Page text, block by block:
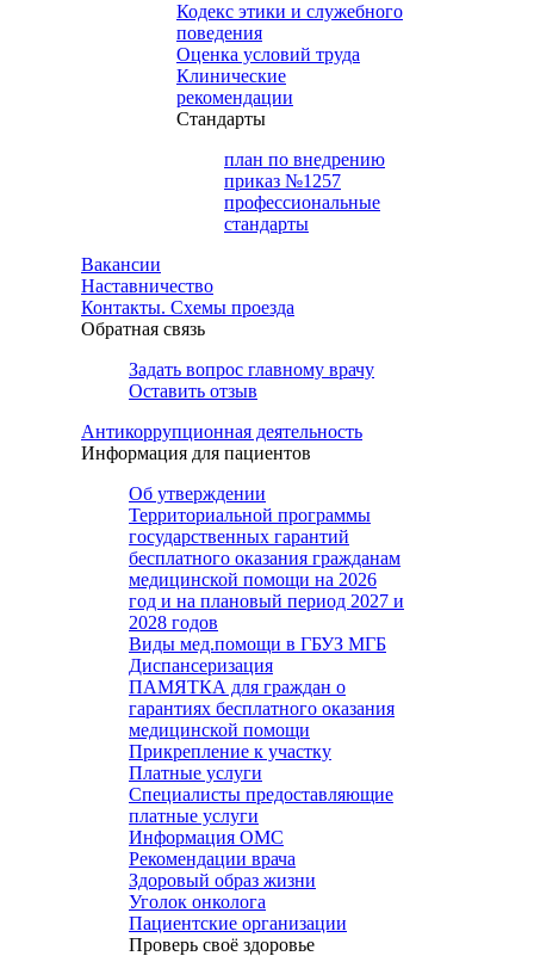
Кодекс этики и служебного
поведения
Оценка условий труда
Клинические
рекомендации
Cтандарты
план по внедрению
приказ №1257
профессиональные
стандарты
Вакансии
Наставничество
Контакты. Схемы проезда
Обратная связь
Задать вопрос главному врачу
Оставить отзыв
Антикоррупционная деятельность
Информация для пациентов
Об утверждении
Территориальной программы
государственных гарантий
бесплатного оказания гражданам
медицинской помощи на 2026
год и на плановый период 2027 и
2028 годов
Виды мед.помощи в ГБУЗ МГБ
Диспансеризация
ПАМЯТКА для граждан о
гарантиях бесплатного оказания
медицинской помощи
Прикрепление к участку
Платные услуги
Специалисты предоставляющие
платные услуги
Информация ОМС
Рекомендации врача
Здоровый образ жизни
Уголок онколога
Пациентские организации
Проверь своё здоровье